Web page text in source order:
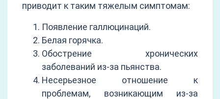
приводит к таким тяжелым симптомам:
Появление галлюцинаций.
Белая горячка.
Обострение хронических
заболеваний из-за пьянства.
Несерьезное отношение к
проблемам, возникающим из-за